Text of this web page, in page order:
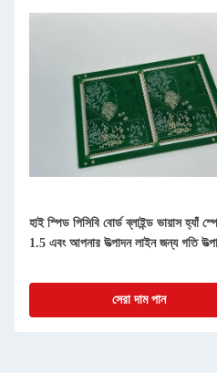
হাই স্পিড পিসিবি বোর্ড ব্লাইন্ড ভায়াস হ্যাঁ
1.5 এবং আপনার উত্পাদন লাইন জন্য গতি
সেরা দাম পান